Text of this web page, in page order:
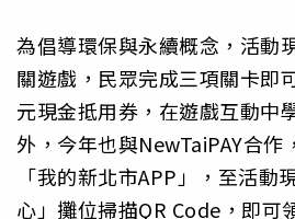
為倡導環保與永續概念，活動
關遊戲，民眾完成三項關卡即
元現金抵用券，在遊戲互動中
外，今年也與NewTaiPAY合作
「我的新北市APP」，至活動
心」攤位掃描QR Code，即可